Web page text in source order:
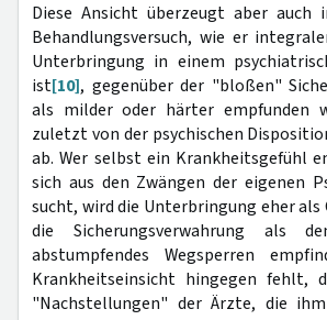
Diese Ansicht überzeugt aber auch
Behandlungsversuch, wie er
Unterbringung in einem
ist[10], gegenüber der "bloßen"
als milder oder härter empfunden
zuletzt von der psychischen
ab. Wer selbst ein Krankheitsgefühl
sich aus den Zwängen der eigenen
sucht, wird die Unterbringung eher als
die Sicherungsverwahrung als
abstumpfendes Wegsperren
Krankheitseinsicht hingegen fehlt,
"Nachstellungen" der Ärzte, die